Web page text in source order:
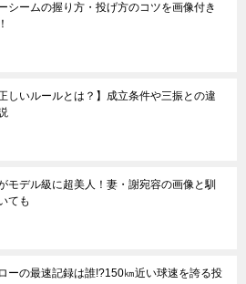
シームの握り方・投げ方のコツを画像付き
しいルールとは？】成立条件や三振との違
モデル級に超美人！妻・謝宛容の画像と馴
ても
ーの最速記録は誰!?150㎞近い球速を誇る投